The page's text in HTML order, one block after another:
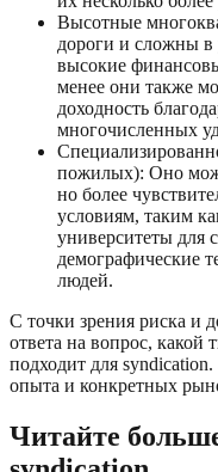
Высотные
дороги и сложны в
высокие
менее они также
доходность
многочисленных
пожилых): Оно
но более
условиям, таким
университеты для
демографические
людей.
С точки зрения риска и
ответа на вопрос, какой
подходит для
опыта и конкретных
Читайте